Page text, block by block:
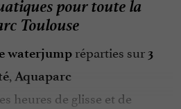
Toulouse
waterjump réparties sur 3
, Aquaparc
heures de glisse et de